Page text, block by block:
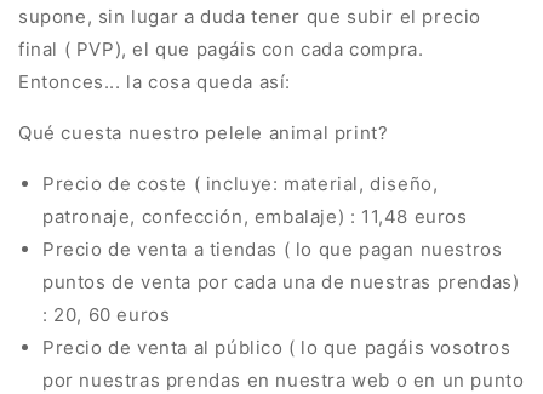
supone, sin lugar a duda tener que subir el precio
final ( PVP), el que pagáis con cada compra.
Entonces... la cosa queda así:
Qué cuesta nuestro pelele animal print?
Precio de coste ( incluye: material, diseño,
patronaje, confección, embalaje) : 11,48 euros
Precio de venta a tiendas ( lo que pagan nuestros
puntos de venta por cada una de nuestras prendas)
: 20, 60 euros
Precio de venta al público ( lo que pagáis vosotros
por nuestras prendas en nuestra web o en un punto